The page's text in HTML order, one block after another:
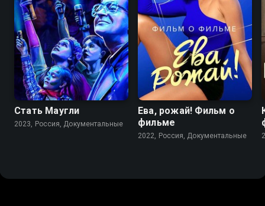
Стать Маугли
2023, Россия, Документальные
Ева, рожай! Фильм о
фильме
2022, Россия, Документальные